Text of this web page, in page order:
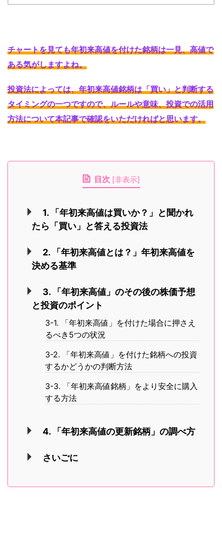
チャートを見ても年初来高値を付けた銘柄は一見、高値で
ある気がしますよね。
投資法によっては、年初来高値銘柄は「買い」と判断する
タイミングの一つですので、ルールや意味、投資での活用
方法について本記事で確認をいただければと思います。
目次 [非表示]
1. 「年初来高値は買いか？」と聞かれ
たら「買い」と答える投資法
2. 「年初来高値とは？」年初来高値を
決める基準
3. 「年初来高値」のその後の株価予想
と投資のポイント
3-1. 「年初来高値」を付けた場合に押さえ
るべき5つの状況
3-2. 「年初来高値」を付けた銘柄への投資
するかどうかの判断方法
3-3. 「年初来高値銘柄」をより安全に購入
する方法
4. 「年初来高値の更新銘柄」の調べ方
さいごに